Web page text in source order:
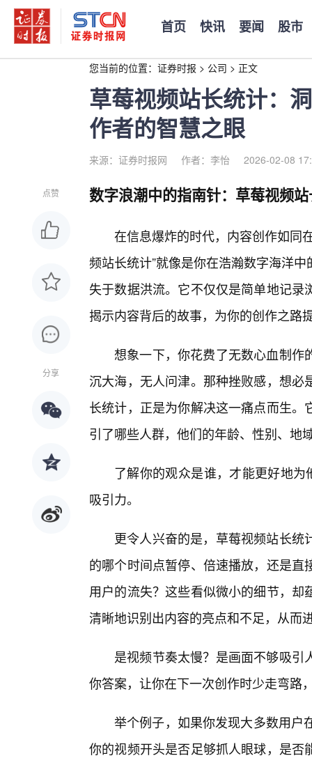
首页 快讯 要闻 股市
您当前的位置： 证券时报 > 公司 > 正文
草莓视频站长统计：
作者的智慧之眼
来源：证券时报网 作者：李怡 2026-02-08
点赞
分享
数字浪潮中的指南针：草莓视频
在信息爆炸的时代，内容创作如同
频站长统计”就像是你在浩瀚数字海洋
失于数据洪流。它不仅仅是简单地记
揭示内容背后的故事，为你的创作之路
想象一下，你花费了无数心血制作
沉大海，无人问津。那种挫败感，想
长统计，正是为你解决这一痛点而生
引了哪些人群，他们的年龄、性别、地
了解你的观众是谁，才能更好地为
吸引力。
更令人兴奋的是，草莓视频站长
的哪个时间点暂停、倍速播放，还是
用户的流失？这些看似微小的细节，
清晰地识别出内容的亮点和不足，从而
是视频节奏太慢？是画面不够吸
你答案，让你在下一次创作时少走弯路
举个例子，如果你发现大多数用户
你的视频开头是否足够抓人眼球，是